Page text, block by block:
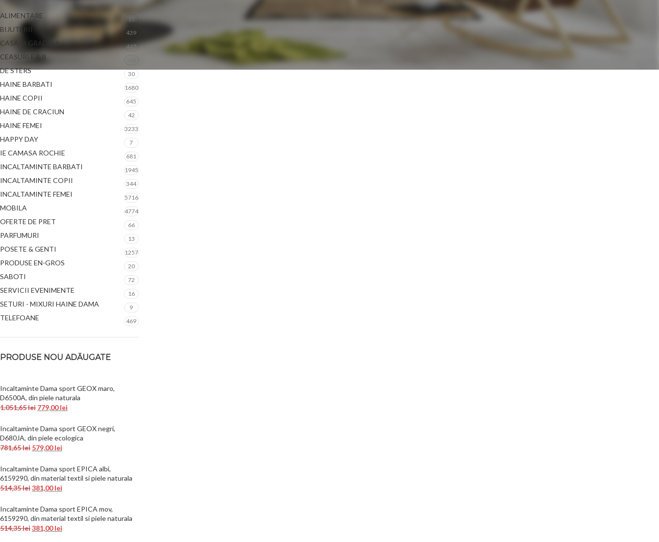
ALIMENTARE 15
BIJUTERII 439
CASA SI GRADINA 447
CEASURI F & B
DE STERS 30
HAINE BARBATI 1680
HAINE COPII 645
HAINE DE CRACIUN 42
HAINE FEMEI 3233
HAPPY DAY 7
IE CAMASA ROCHIE 681
INCALTAMINTE BARBATI 1945
INCALTAMINTE COPII 344
INCALTAMINTE FEMEI 5716
MOBILA 4774
OFERTE DE PRET 66
PARFUMURI 13
POSETE & GENTI 1257
PRODUSE EN-GROS 20
SABOTI 72
SERVICII EVENIMENTE 16
SETURI - MIXURI HAINE DAMA 9
TELEFOANE 469
PRODUSE NOU ADĂUGATE
Incaltaminte Dama sport GEOX maro,
D6500A, din piele naturala
1.051,65lei 779,00lei
Incaltaminte Dama sport GEOX negri,
D680JA, din piele ecologica
781,65lei 579,00lei
Incaltaminte Dama sport EPICA albi,
6159290, din material textil si piele naturala
514,35lei381,00lei
Incaltaminte Dama sport EPICA mov,
6159290, din material textil si piele naturala
514,35lei381,00lei